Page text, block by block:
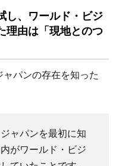
し、ワールド・ビジ
理由は「現地とのつ
ャパンの存在を知った
ャパンを最初に知
がワールド・ビジ